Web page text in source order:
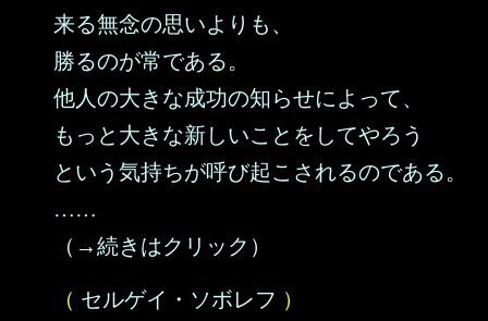
来る無念の思いよりも、
勝るのが常である。
他人の大きな成功の知らせによって、
もっと大きな新しいことをしてやろう
という気持ちが呼び起こされるのである。
……
（→続きはクリック）
（ セルゲイ・ソボレフ ）